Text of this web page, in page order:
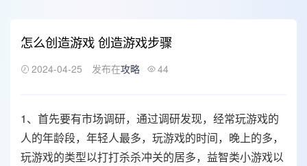
怎么创造游戏 创造游戏步骤
2024-04-25 发布在攻略 44
1、首先要有市场调研，通过调研发现，经常玩游戏的
人的年龄段，年轻人最多，玩游戏的时间，晚上的多，
玩游戏的类型以打打杀杀冲关的居多，益智类小游戏以